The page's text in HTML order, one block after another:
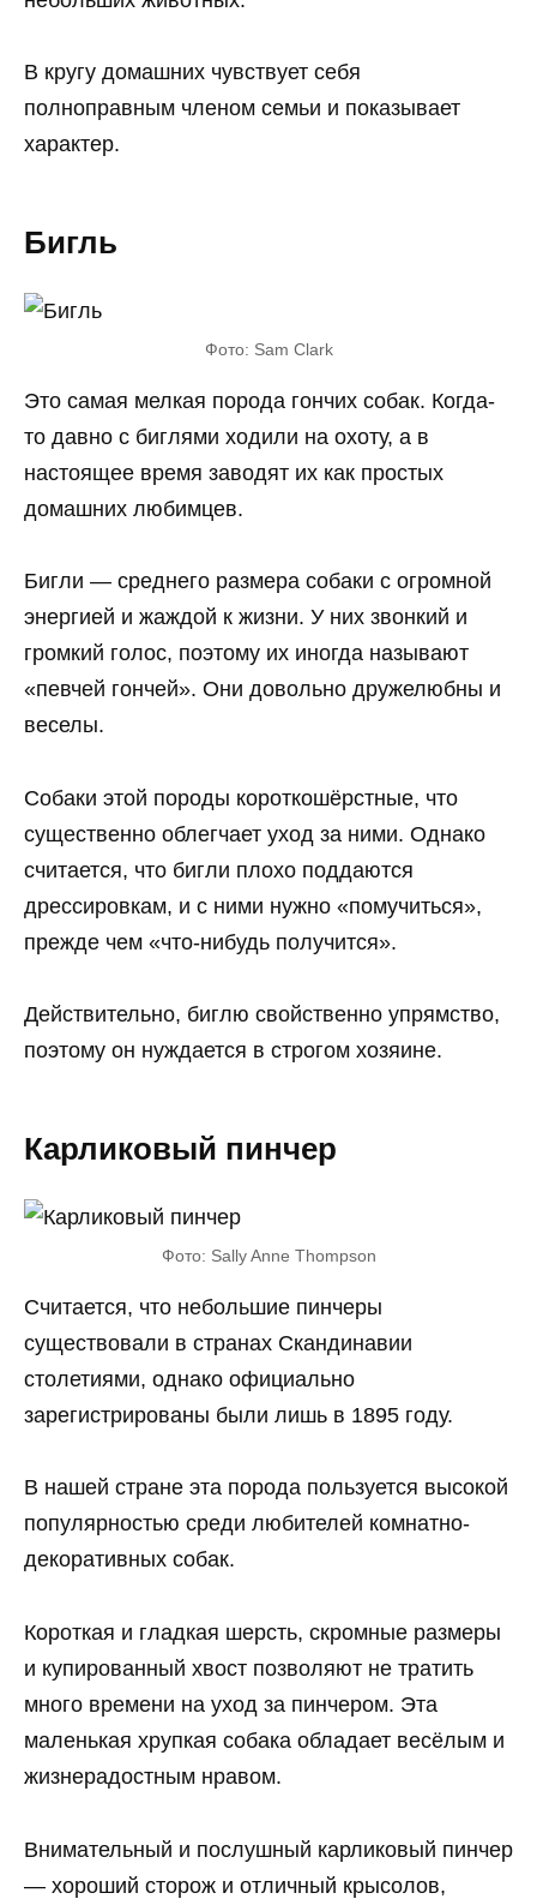
В кругу домашних чувствует себя
полноправным членом семьи и показывает
характер.
Бигль
Фото: Sam Clark
Это самая мелкая порода гончих собак. Когда-
то давно с биглями ходили на охоту, а в
настоящее время заводят их как простых
домашних любимцев.
Бигли — среднего размера собаки с огромной
энергией и жаждой к жизни. У них звонкий и
громкий голос, поэтому их иногда называют
«певчей гончей». Они довольно дружелюбны и
веселы.
Собаки этой породы короткошёрстные, что
существенно облегчает уход за ними. Однако
считается, что бигли плохо поддаются
дрессировкам, и с ними нужно «помучиться»,
прежде чем «что-нибудь получится».
Действительно, биглю свойственно упрямство,
поэтому он нуждается в строгом хозяине.
Карликовый пинчер
Фото: Sally Anne Thompson
Считается, что небольшие пинчеры
существовали в странах Скандинавии
столетиями, однако официально
зарегистрированы были лишь в 1895 году.
В нашей стране эта порода пользуется высокой
популярностью среди любителей комнатно-
декоративных собак.
Короткая и гладкая шерсть, скромные размеры
и купированный хвост позволяют не тратить
много времени на уход за пинчером. Эта
маленькая хрупкая собака обладает весёлым и
жизнерадостным нравом.
Внимательный и послушный карликовый пинчер
— хороший сторож и отличный крысолов,